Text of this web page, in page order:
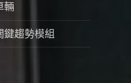
輛
鍵趨勢模組